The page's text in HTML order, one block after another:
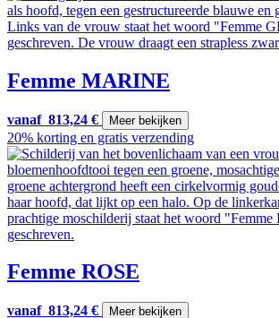
Femme MARINE
vanaf 813,24 € Meer bekijken
20% korting en gratis verzending
Femme ROSE
vanaf 813,24 € Meer bekijken